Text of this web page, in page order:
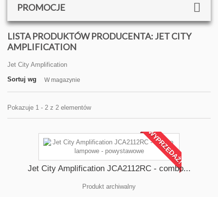
PROMOCJE
LISTA PRODUKTÓW PRODUCENTA: JET CITY
AMPLIFICATION
Jet City Amplification
Sortuj wg
W magazynie
Pokazuje 1 - 2 z 2 elementów
WYPRZEDAŻ!
Jet City Amplification JCA2112RC - combo...
Produkt archiwalny